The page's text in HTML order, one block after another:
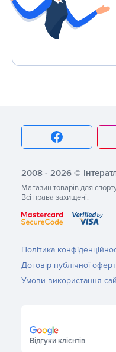
2008 - 2026 ©
Магазин товарів для
Всі права захищені.
Політика
Договір публічної
Умови використання
Відгуки клієнтів